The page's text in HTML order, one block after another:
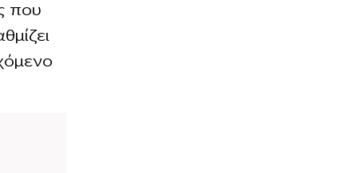
που